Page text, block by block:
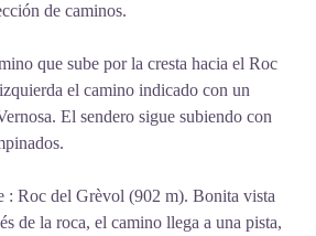
de caminos.
que sube por la cresta hacia el Roc
el camino indicado con un
El sendero sigue subiendo con
del Grèvol (902 m). Bonita vista
de la roca, el camino llega a una pista,